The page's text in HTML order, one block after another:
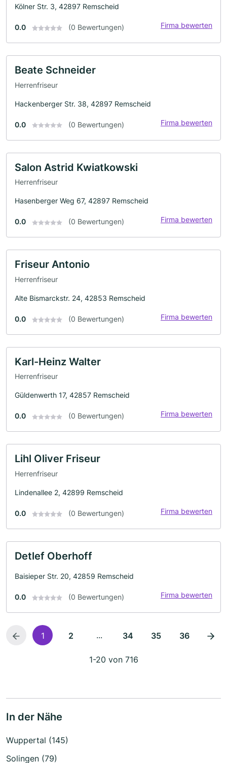
Kölner Str. 3, 42897 Remscheid
0.0 (0 Bewertungen) Firma bewerten
Beate Schneider
Herrenfriseur
Hackenberger Str. 38, 42897 Remscheid
0.0 (0 Bewertungen) Firma bewerten
Salon Astrid Kwiatkowski
Herrenfriseur
Hasenberger Weg 67, 42897 Remscheid
0.0 (0 Bewertungen) Firma bewerten
Friseur Antonio
Herrenfriseur
Alte Bismarckstr. 24, 42853 Remscheid
0.0 (0 Bewertungen) Firma bewerten
Karl-Heinz Walter
Herrenfriseur
Güldenwerth 17, 42857 Remscheid
0.0 (0 Bewertungen) Firma bewerten
Lihl Oliver Friseur
Herrenfriseur
Lindenallee 2, 42899 Remscheid
0.0 (0 Bewertungen) Firma bewerten
Detlef Oberhoff
Baisieper Str. 20, 42859 Remscheid
0.0 (0 Bewertungen) Firma bewerten
1 2 ... 34 35 36
1-20 von 716
In der Nähe
Wuppertal (145)
Solingen (79)